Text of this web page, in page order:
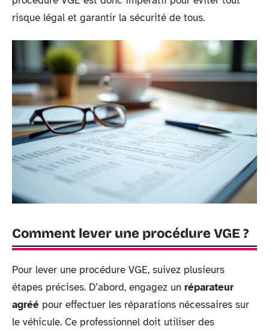
risque légal et garantir la sécurité de tous.
Comment lever une procédure VGE ?
Pour lever une procédure VGE, suivez plusieurs
étapes précises. D’abord, engagez un réparateur
agréé pour effectuer les réparations nécessaires sur
le véhicule. Ce professionnel doit utiliser des